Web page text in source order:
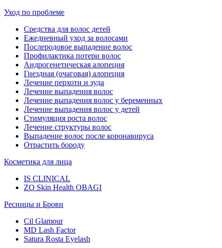
Уход по проблеме
Средства для волос детей
Ежедневный уход за волосами
Послеродовое выпадение волос
Профилактика потери волос
Андрогенетическая алопеция
Гнездная (очаговая) алопеция
Лечение перхоти и зуда
Лечение выпадения волос
Лечение выпадения волос у беременных
Лечение выпадения волос у детей
Стимуляция роста волос
Лечение структуры волос
Выпадение волос после коронавируса
Отрастить бороду
Косметика для лица
IS CLINICAL
ZO Skin Health OBAGI
Ресницы и Брови
Cil Glamour
MD Lash Factor
Satura Rosta Eyelash